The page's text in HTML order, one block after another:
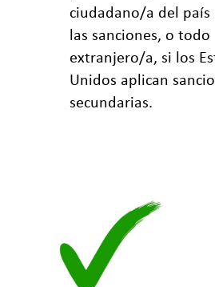
ciudadano/a del país
las sanciones, o todo
extranjero/a, si los
Unidos aplican
secundarias.